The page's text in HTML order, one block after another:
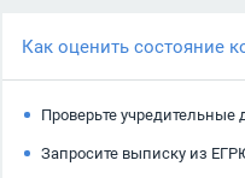
Как оценить состояние
Проверьте
Запросите выписку из